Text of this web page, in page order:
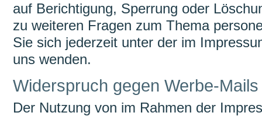
auf Berichtigung, Sperrung oder
zu weiteren Fragen zum Thema
Sie sich jederzeit unter der im
uns wenden.
Widerspruch gegen Werbe-Mails
Der Nutzung von im Rahmen der